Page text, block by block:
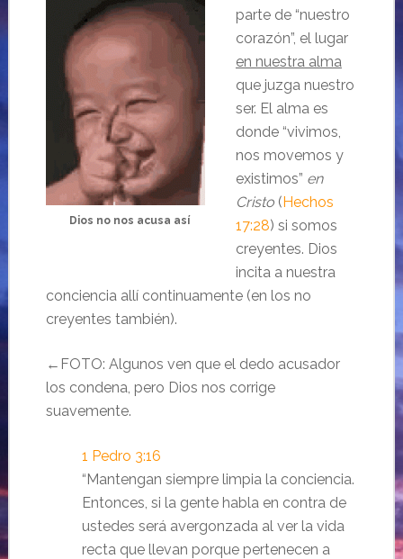
Dios no nos acusa así
parte de “nuestro
corazón”, el lugar
en nuestra alma
que juzga nuestro
ser. El alma es
donde “vivimos,
nos movemos y
existimos” en
Cristo(Hechos
17:28) si somos
creyentes. Dios
incita a nuestra
conciencia allí continuamente (en los no
creyentes también).
←FOTO: Algunos ven que el dedo acusador
los condena, pero Dios nos corrige
suavemente.
1 Pedro 3:16
“Mantengan siempre limpia la conciencia.
Entonces, si la gente habla en contra de
ustedes será avergonzada al ver la vida
recta que llevan porque pertenecen a